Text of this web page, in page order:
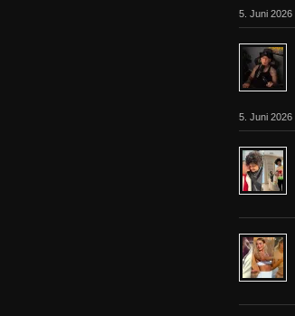
5. Juni 2026
5. Juni 2026